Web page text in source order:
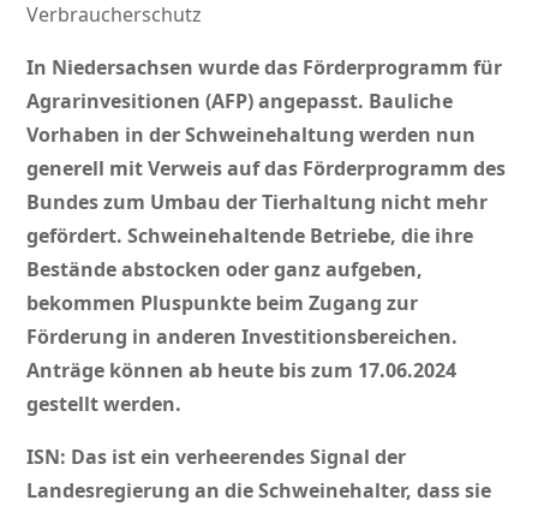
Verbraucherschutz
In Niedersachsen wurde das Förderprogramm für
Agrarinvesitionen (AFP) angepasst. Bauliche
Vorhaben in der Schweinehaltung werden nun
generell mit Verweis auf das Förderprogramm des
Bundes zum Umbau der Tierhaltung nicht mehr
gefördert. Schweinehaltende Betriebe, die ihre
Bestände abstocken oder ganz aufgeben,
bekommen Pluspunkte beim Zugang zur
Förderung in anderen Investitionsbereichen.
Anträge können ab heute bis zum 17.06.2024
gestellt werden.
ISN: Das ist ein verheerendes Signal der
Landesregierung an die Schweinehalter, dass sie